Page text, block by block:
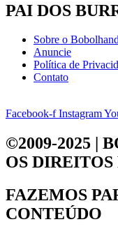
PAI DOS
Sobre o
Anuncie
Política de
Contato
Facebook-f Instagram
©2009-2025 |
OS DIREITOS
FAZEMOS
CONTEÚDO